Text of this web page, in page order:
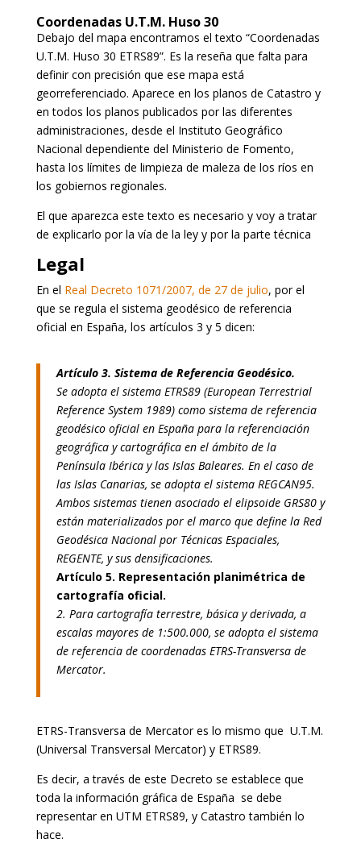
Coordenadas U.T.M. Huso 30
Debajo del mapa encontramos el texto “Coordenadas
U.T.M. Huso 30 ETRS89”. Es la reseña que falta para
definir con precisión que ese mapa está
georreferenciado. Aparece en los planos de Catastro y
en todos los planos publicados por las diferentes
administraciones, desde el Instituto Geográfico
Nacional dependiente del Ministerio de Fomento,
hasta los límites de limpieza de maleza de los ríos en
los gobiernos regionales.
El que aparezca este texto es necesario y voy a tratar
de explicarlo por la vía de la ley y por la parte técnica
Legal
En el Real Decreto 1071/2007, de 27 de julio, por el
que se regula el sistema geodésico de referencia
oficial en España, los artículos 3 y 5 dicen:
Artículo 3. Sistema de Referencia Geodésico.
Se adopta el sistema ETRS89 (European Terrestrial
Reference System 1989) como sistema de referencia
geodésico oficial en España para la referenciación
geográfica y cartográfica en el ámbito de la
Península Ibérica y las Islas Baleares. En el caso de
las Islas Canarias, se adopta el sistema REGCAN95.
Ambos sistemas tienen asociado el elipsoide GRS80 y
están materializados por el marco que define la Red
Geodésica Nacional por Técnicas Espaciales,
REGENTE, y sus densificaciones.
Artículo 5. Representación planimétrica de
cartografía oficial.
2. Para cartografía terrestre, básica y derivada, a
escalas mayores de 1:500.000, se adopta el sistema
de referencia de coordenadas ETRS-Transversa de
Mercator.
ETRS-Transversa de Mercator es lo mismo que U.T.M.
(Universal Transversal Mercator) y ETRS89.
Es decir, a través de este Decreto se establece que
toda la información gráfica de España se debe
representar en UTM ETRS89, y Catastro también lo
hace.